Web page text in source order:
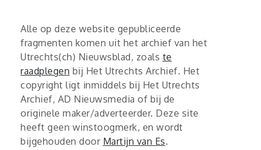
Alle op deze website gepubliceerde
fragmenten komen uit het archief van het
Utrechts(ch) Nieuwsblad, zoals te
raadplegen bij Het Utrechts Archief. Het
copyright ligt inmiddels bij Het Utrechts
Archief, AD Nieuwsmedia of bij de
originele maker/adverteerder. Deze site
heeft geen winstoogmerk, en wordt
bijgehouden door Martijn van Es.